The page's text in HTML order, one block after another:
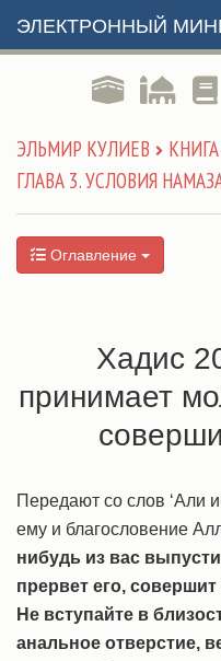
ЭЛЕКТРОННЫЙ
ЭЛЬМИР КУЛИЕВ
ГЛАВА 3. УСЛОВИЯ
Оглавление
Хадис
принимает
Передают со слов ‘Али
ему и благословение
нибудь из вас
прервет его,
Не вступайте в
анальное отверстие,